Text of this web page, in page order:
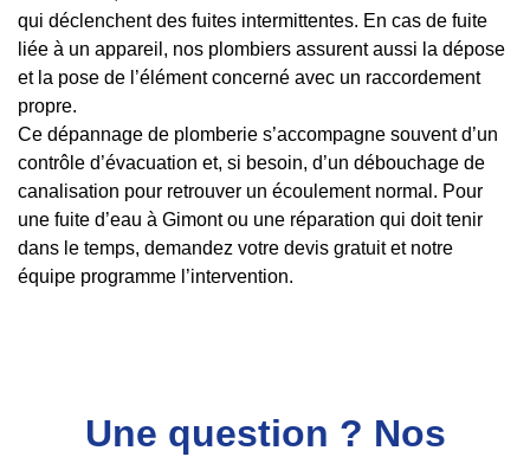
qui déclenchent des fuites intermittentes. En cas de fuite
liée à un appareil, nos plombiers assurent aussi la dépose
et la pose de l’élément concerné avec un raccordement
propre.
Ce dépannage de plomberie s’accompagne souvent d’un
contrôle d’évacuation et, si besoin, d’un débouchage de
canalisation pour retrouver un écoulement normal. Pour
une fuite d’eau à Gimont ou une réparation qui doit tenir
dans le temps, demandez votre devis gratuit et notre
équipe programme l’intervention.
Une question ? Nos